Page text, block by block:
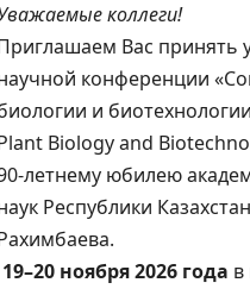
коллеги!
Вас принять
конференции
и
Biology and
летнему юбилею
Республики
19–20 ноября 2026 года в